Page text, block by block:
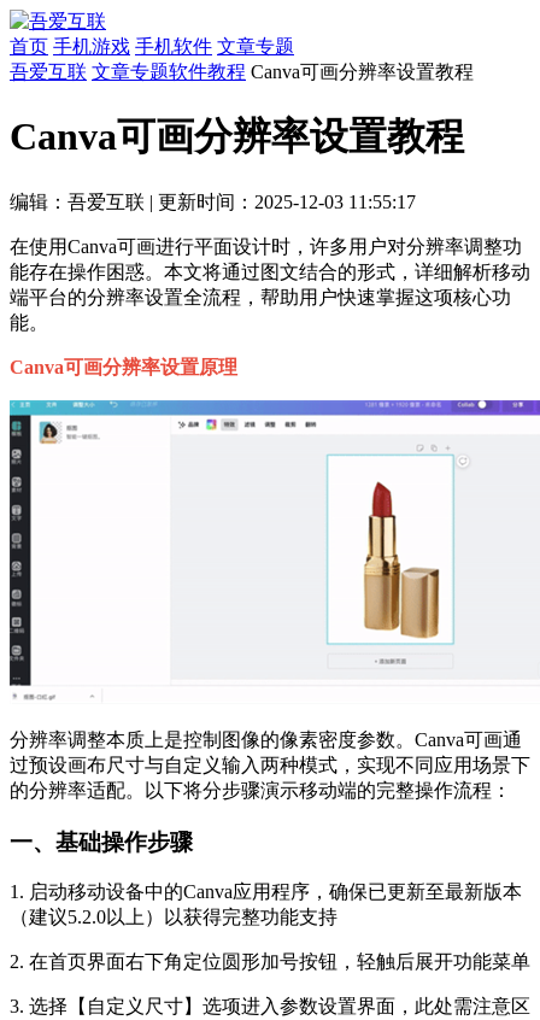
首页 手机游戏 手机软件 文章专题
吾爱互联 文章专题软件教程 Canva可画分辨率设置教程
Canva可画分辨率设置教程
编辑：吾爱互联 | 更新时间：2025-12-03 11:55:17
在使用Canva可画进行平面设计时，许多用户对分辨率调整功
能存在操作困惑。本文将通过图文结合的形式，详细解析移动
端平台的分辨率设置全流程，帮助用户快速掌握这项核心功
能。
Canva可画分辨率设置原理
分辨率调整本质上是控制图像的像素密度参数。Canva可画通
过预设画布尺寸与自定义输入两种模式，实现不同应用场景下
的分辨率适配。以下将分步骤演示移动端的完整操作流程：
一、基础操作步骤
1. 启动移动设备中的Canva应用程序，确保已更新至最新版本
（建议5.2.0以上）以获得完整功能支持
2. 在首页界面右下角定位圆形加号按钮，轻触后展开功能菜单
3. 选择【自定义尺寸】选项进入参数设置界面，此处需注意区